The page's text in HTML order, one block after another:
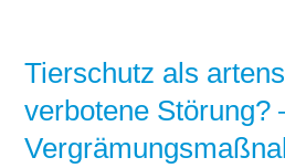
Tierschutz als
verbotene Störung?